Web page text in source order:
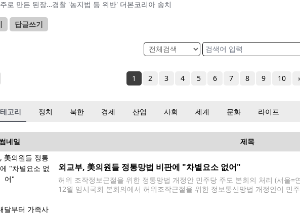
로 만든 된장…경찰 '농지법 등 위반' 더본코리아 송치
답글쓰기
1 2 3 4 5 6 7 8 9 10
고리 정치 북한 경제 산업 사회 세계 문화 라이프
네일 제목
외교부, 美의원들 정통망법 비판에 "차별요소 없어"
허위 조작정보근절을 위한 정통망법 개정안 민주당 주도 본회의 처리 (서울=
12월 임시국회 본회의에서 허위조작근절을 위한 정보통신망법 개정안이 민